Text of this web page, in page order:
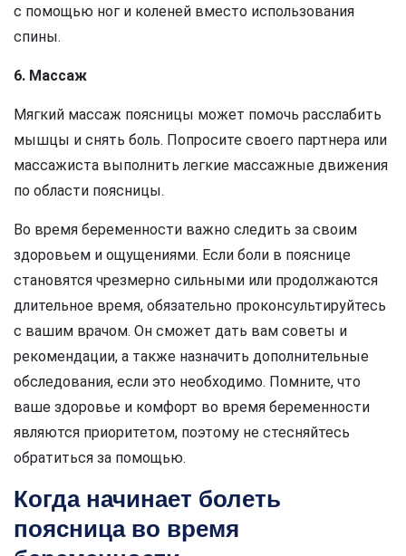
с помощью ног и коленей вместо использования
спины.
6. Массаж
Мягкий массаж поясницы может помочь расслабить
мышцы и снять боль. Попросите своего партнера или
массажиста выполнить легкие массажные движения
по области поясницы.
Во время беременности важно следить за своим
здоровьем и ощущениями. Если боли в пояснице
становятся чрезмерно сильными или продолжаются
длительное время, обязательно проконсультируйтесь
с вашим врачом. Он сможет дать вам советы и
рекомендации, а также назначить дополнительные
обследования, если это необходимо. Помните, что
ваше здоровье и комфорт во время беременности
являются приоритетом, поэтому не стесняйтесь
обратиться за помощью.
Когда начинает болеть
поясница во время